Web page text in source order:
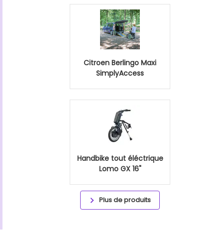
Citroen Berlingo Maxi
SimplyAccess
Handbike tout éléctrique
Lomo GX 16"
Plus de produits